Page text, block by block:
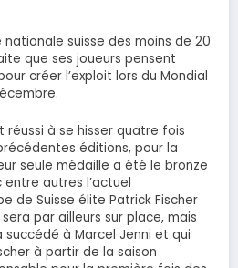
nationale suisse des moins de 20
que ses joueurs pensent
créer l’exploit lors du Mondial
réussi à se hisser quatre fois
éditions, pour la
seule médaille a été le bronze
entre autres l’actuel
de Suisse élite Patrick Fischer
par ailleurs sur place, mais
succédé à Marcel Jenni et qui
à partir de la saison